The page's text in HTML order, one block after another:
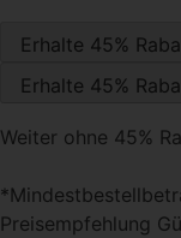
Weiter ohne 45%
Preisempfehlung